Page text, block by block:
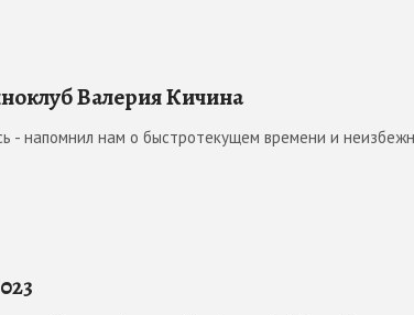
Валерия Кичина
- напомнил нам о быстротекущем времени и